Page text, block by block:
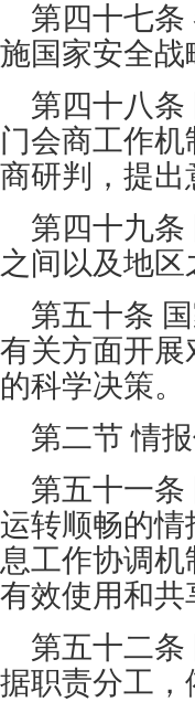
第四十七条
施国家安全战
第四十八条
门会商工作
商研判，提出
第四十九条
之间以及地
第五十条 国
有关方面开
的科学决策。
第二节 情报
第五十一条
运转顺畅的
息工作协调
有效使用和共
第五十二条
据职责分工